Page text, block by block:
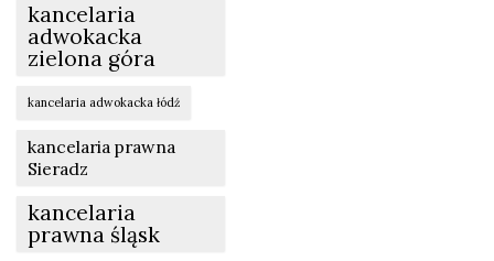
kancelaria
adwokacka
zielona góra
kancelaria adwokacka łódź
kancelaria prawna
Sieradz
kancelaria
prawna śląsk